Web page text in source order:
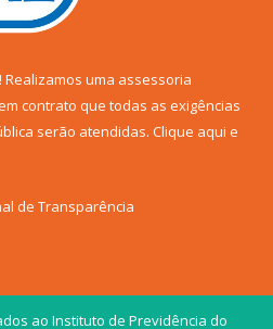
uma assessoria
contrato que todas as exigências
serão atendidas. Clique aqui e
de Transparência
ao Instituto de Previdência do